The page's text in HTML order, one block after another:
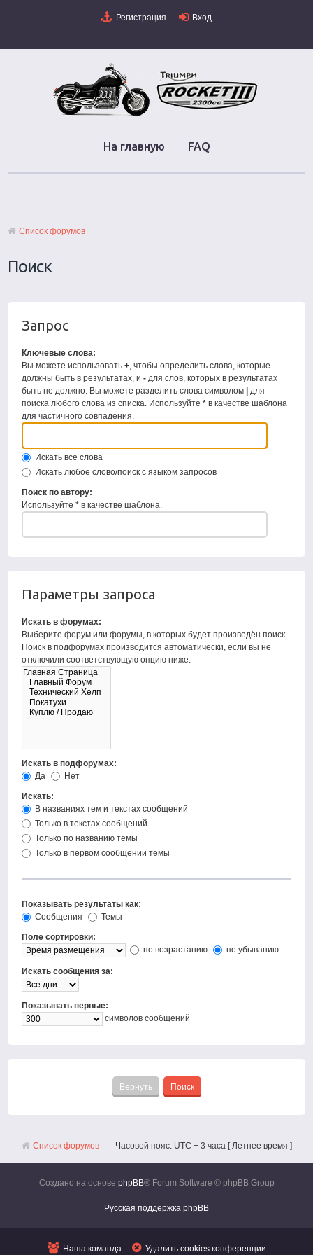
Регистрация Вход
На главную FAQ
Список форумов
Поиск
Запрос
Ключевые слова:
Вы можете использовать+ , чтобы определить слова, которые
должны быть в результатах, и- для слов, которых в результатах
быть не должно. Вы можете разделить слова символом | для
поиска любого слова из списка. Используйте* в качестве шаблона
для частичного совпадения.
Искать все слова
Искать любое слово/поиск с языком запросов
Поиск по автору:
Используйте * в качестве шаблона.
Параметры запроса
Искать в форумах:
Выберите форум или форумы, в которых будет произведён поиск.
Поиск в подфорумах производится автоматически, если вы не
отключили соответствующую опцию ниже.
Искать в подфорумах:
Да
Нет
Искать:
В названиях тем и текстах сообщений
Только в текстах сообщений
Только по названию темы
Только в первом сообщении темы
Показывать результаты как:
Сообщения
Темы
Поле сортировки:
по возрастанию
по убыванию
Искать сообщения за:
Показывать первые:
символов сообщений
Список форумов Часовой пояс: UTC + 3 часа [ Летнее время ]
Создано на основе phpBB® Forum Software © phpBB Group
Русская поддержка phpBB
Наша команда Удалить cookies конференции